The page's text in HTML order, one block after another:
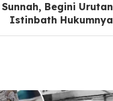
Begini Urutan
Istinbath Hukumnya